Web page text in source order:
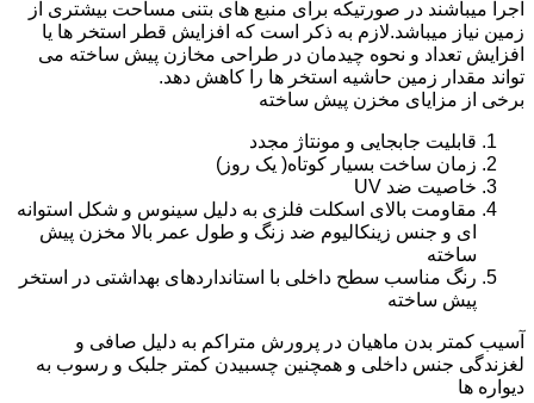
اجرا میباشند در صورتیکه برای منبع های بتنی مساحت بیشتری از
زمین نیاز میباشد.لازم به ذکر است که افزایش قطر استخر ها یا
افزایش تعداد و نحوه چیدمان در طراحی مخازن پیش ساخته می
تواند مقدار زمین حاشیه استخر ها را کاهش دهد.
برخی از مزایای مخزن پیش ساخته
قابلیت جابجایی و مونتاژ مجدد
زمان ساخت بسیار کوتاه( یک روز)
خاصیت ضد UV
مقاومت بالای اسکلت فلزی به دلیل سینوس و شکل استوانه
ای و جنس زینکالیوم ضد زنگ و طول عمر بالا مخزن پیش
ساخته
رنگ مناسب سطح داخلی با استانداردهای بهداشتی در استخر
پیش ساخته
آسیب کمتر بدن ماهیان در پرورش متراکم به دلیل صافی و
لغزندگی جنس داخلی و همچنین چسبیدن کمتر جلبک و رسوب به
دیواره ها